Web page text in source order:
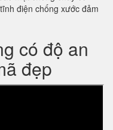
điện chống xước đảm
có độ an
đẹp